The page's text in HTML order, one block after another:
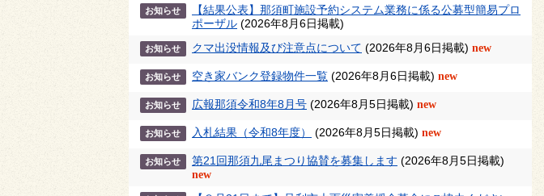
お知らせ
【結果公表】那須町施設予約システム業務に係る公募型簡易プロ
ポーザル (2026年8月6日掲載)
お知らせ クマ出没情報及び注意点について (2026年8月6日掲載) new
お知らせ 空き家バンク登録物件一覧 (2026年8月6日掲載) new
お知らせ 広報那須令和8年8月号 (2026年8月5日掲載) new
お知らせ 入札結果（令和8年度） (2026年8月5日掲載) new
お知らせ 第21回那須九尾まつり協賛を募集します (2026年8月5日掲載)
new